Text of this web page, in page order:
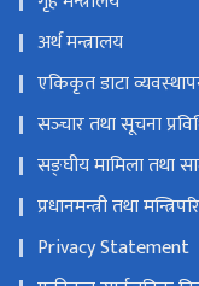
अर्थ मन्त्रालय
एकिकृत डाटा व्यवस्थापन
सञ्‍चार तथा सूचना
सङ्‍घीय मामिला तथा
प्रधानमन्त्री तथा
Privacy Statement